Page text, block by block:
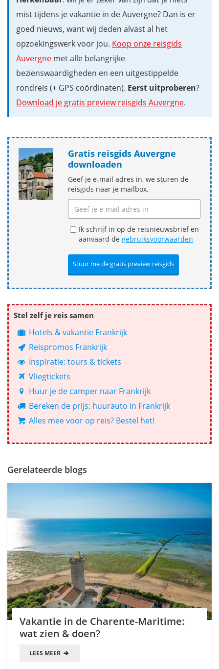
mist tijdens je vakantie in de Auvergne? Dan is er
goed nieuws, want wij deden alvast al het
opzoekingswerk voor jou. Koop onze reisgids
Auvergne met alle belangrijke
bezienswaardigheden en een uitgestippelde
rondreis (+ GPS coördinaten). Eerst uitproberen?
Download je gratis preview reisgids Auvergne.
Gratis reisgids Auvergne
downloaden
Geef je e-mail adres in, we sturen de
reisgids naar je mailbox.
Ik schrijf in op de reisnieuwsbrief en
aanvaard de gebruiksvoorwaarden
Stel zelf je reis samen
Hotels & vakantie Frankrijk
Reispromos Frankrijk
Inspiratie: tours & tickets
Vliegtickets
Huur je de camper naar Frankrijk
Bereken de prijs: huurauto in Frankrijk
Alles mee voor op reis? Bestel het!
Gerelateerde blogs
Vakantie in de Charente-Maritime:
wat zien & doen?
LEES MEER